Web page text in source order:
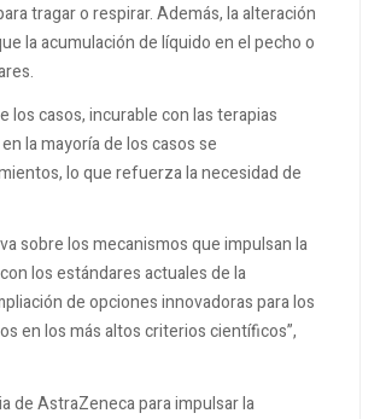
tragar o respirar. Además, la alteración
la acumulación de líquido en el pecho o
los casos, incurable con las terapias
la mayoría de los casos se
lo que refuerza la necesidad de
sobre los mecanismos que impulsan la
los estándares actuales de la
de opciones innovadoras para los
en los más altos criterios científicos”,
de AstraZeneca para impulsar la